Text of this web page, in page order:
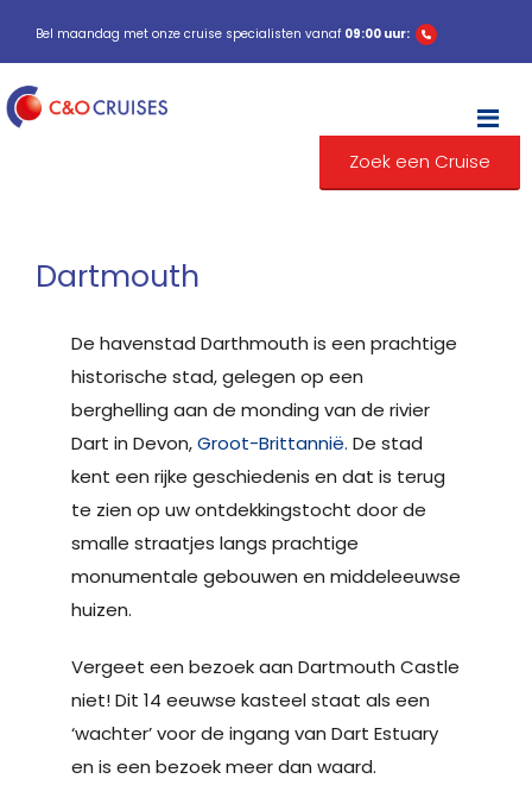
Bel maandag met onze cruise specialisten vanaf 09:00 uur:
Zoek een Cruise
Dartmouth
De havenstad Darthmouth is een prachtige
historische stad, gelegen op een
berghelling aan de monding van de rivier
Dart in Devon,Groot-Brittannië. De stad
kent een rijke geschiedenis en dat is terug
te zien op uw ontdekkingstocht door de
smalle straatjes langs prachtige
monumentale gebouwen en middeleeuwse
huizen.
Vergeet een bezoek aan Dartmouth Castle
niet! Dit 14 eeuwse kasteel staat als een
‘wachter’ voor de ingang van Dart Estuary
en is een bezoek meer dan waard.